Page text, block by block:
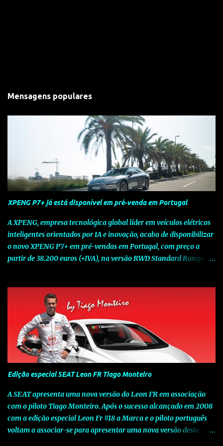
Mensagens populares
XPENG P7+ já está disponível em pré-venda em Portugal
A XPENG, empresa tecnológica global líder em veículos elétricos
inteligentes orientados por IA e inovação, acaba de disponibilizar
o novo XPENG P7+ em pré-vendas em Portugal, com preço a
partir de 38.200 euros (+IVA), na versão RWD Standard Range.
num momento decisivo, em que a indústria automóvel evolui da
mobilidade baseada na potência para a mobilidade baseada na
inteligência. Concebido como um fastback preparado para o
futuro e otimizado por Inteligência Artificial (IA), o novo XPENG
P7+ combina uma arquitetura inteligente avançada, um espaço
de referência no segmento e grande versatilidade para viagens,
respondendo às exigências do quotidiano europeu e refletindo o
compromisso de longo prazo da XPENG com a mobilidade
elétrica centrada no utilizador. O novo XPENG P7+ destaca-se
pela exclusividade do chip TURING AI, que oferece até 750 TOPS
de capacidade de computaç...
Edição especial SEAT Leon FR Tiago Monteiro
A SEAT apresenta uma nova versão do Leon FR em associação
com o piloto Tiago Monteiro. Após o sucesso alcançado em 2008
com a edição especial Leon Fr #18 a Marca e o piloto português
voltam a associar-se para apresentar uma nova versão deste